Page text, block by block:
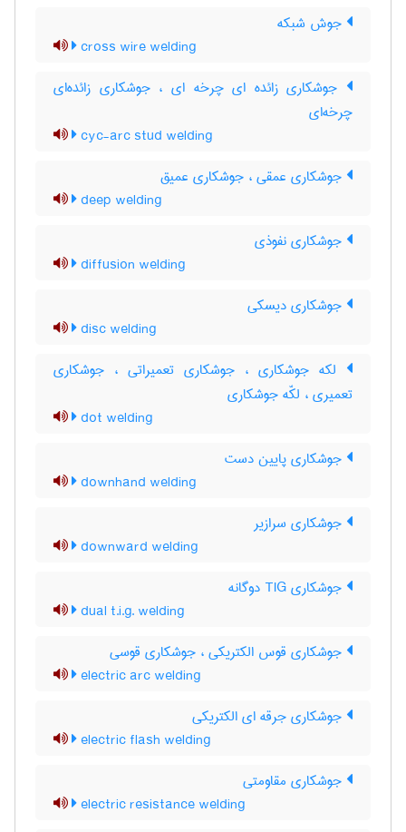
جوش شبکه
cross wire welding
جوشکاری زائده ای چرخه ای ، جوشکاری زائده‌ای
چرخه‌ای
cyc-arc stud welding
جوشکاری عمقی ، جوشکاری عمیق
deep welding
جوشکاری نفوذی
diffusion welding
جوشکاری دیسکی
disc welding
لکه جوشکاری ، جوشکاری تعمیراتی ، جوشکاری
تعمیری ، لکّه جوشکاری
dot welding
جوشکاری پایین دست
downhand welding
جوشکاری سرازیر
downward welding
جوشکاری TIG دوگانه
dual t.i.g. welding
جوشکاری قوس الکتریکی ، جوشکاری قوسی
electric arc welding
جوشکاری جرقه ای الکتریکی
electric flash welding
جوشکاری مقاومتی
electric resistance welding